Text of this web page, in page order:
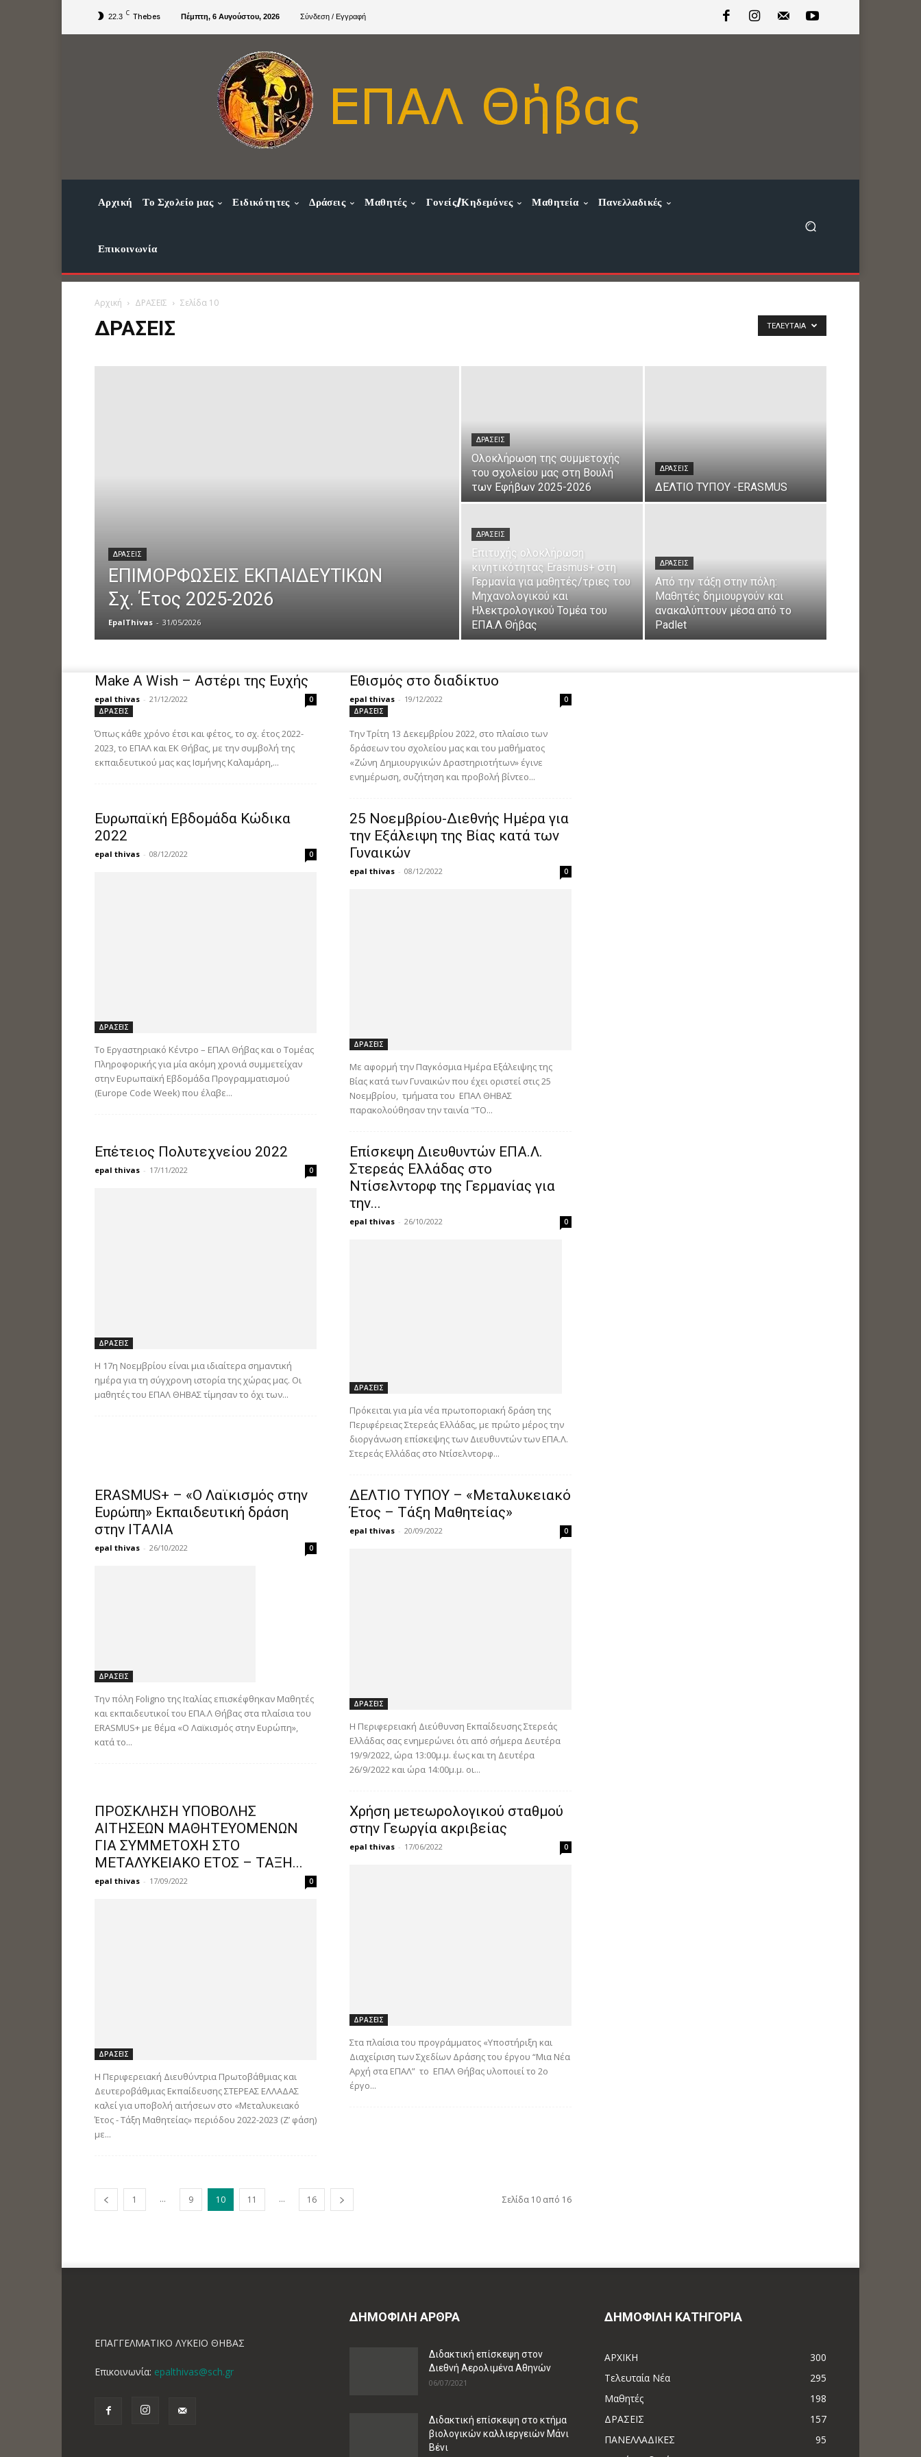
22.3 C Thebes Πέμπτη, 6 Αυγούστου, 2026 Σύνδεση / Εγγραφή
Αρχική Το Σχολείο μας Ειδικότητες Δράσεις Μαθητές Γονείς/Κηδεμόνες Μαθητεία Πανελλαδικές
Επικοινωνία
Αρχική ΔΡΑΣΕΙΣ Σελίδα 10
ΔΡΑΣΕΙΣ ΤΕΛΕΥΤΑΊΑ
ΔΡΑΣΕΙΣ
ΕΠΙΜΟΡΦΩΣΕΙΣ ΕΚΠΑΙΔΕΥΤΙΚΩΝ
Σχ. Έτος 2025-2026
EpalThivas - 31/05/2026
ΔΡΑΣΕΙΣ
Ολοκλήρωση της συμμετοχής
του σχολείου μας στη Βουλή
των Εφήβων 2025-2026
ΔΡΑΣΕΙΣ
ΔΕΛΤΙΟ ΤΥΠΟΥ -ERASMUS
ΔΡΑΣΕΙΣ
Επιτυχής ολοκλήρωση
κινητικότητας Erasmus+ στη
Γερμανία για μαθητές/τριες του
Μηχανολογικού και
Ηλεκτρολογικού Τομέα του
ΕΠΑ.Λ Θήβας
ΔΡΑΣΕΙΣ
Από την τάξη στην πόλη:
Μαθητές δημιουργούν και
ανακαλύπτουν μέσα από το
Padlet
Make A Wish – Αστέρι της Ευχής
epal thivas - 21/12/2022
0
ΔΡΑΣΕΙΣ
Όπως κάθε χρόνο έτσι και φέτος, το σχ. έτος 2022-
2023, το ΕΠΑΛ και ΕΚ Θήβας, με την συμβολή της
εκπαιδευτικού μας κας Ισμήνης Καλαμάρη,...
Εθισμός στο διαδίκτυο
epal thivas - 19/12/2022
0
ΔΡΑΣΕΙΣ
Την Τρίτη 13 Δεκεμβρίου 2022, στο πλαίσιο των
δράσεων του σχολείου μας και του μαθήματος
«Ζώνη Δημιουργικών Δραστηριοτήτων» έγινε
ενημέρωση, συζήτηση και προβολή βίντεο...
Ευρωπαϊκή Εβδομάδα Κώδικα
2022
epal thivas - 08/12/2022 0
ΔΡΑΣΕΙΣ
Το Εργαστηριακό Κέντρο – ΕΠΑΛ Θήβας και ο Τομέας
Πληροφορικής για μία ακόμη χρονιά συμμετείχαν
στην Ευρωπαϊκή Εβδομάδα Προγραμματισμού
(Europe Code Week) που έλαβε...
25 Νοεμβρίου-Διεθνής Ημέρα για
την Εξάλειψη της Βίας κατά των
Γυναικών
epal thivas - 08/12/2022 0
ΔΡΑΣΕΙΣ
Με αφορμή την Παγκόσμια Ημέρα Εξάλειψης της
Βίας κατά των Γυναικών που έχει οριστεί στις 25
Νοεμβρίου, τμήματα του ΕΠΑΛ ΘΗΒΑΣ
παρακολούθησαν την ταινία "ΤΟ...
Επέτειος Πολυτεχνείου 2022
epal thivas - 17/11/2022 0
ΔΡΑΣΕΙΣ
Η 17η Νοεμβρίου είναι μια ιδιαίτερα σημαντική
ημέρα για τη σύγχρονη ιστορία της χώρας μας. Οι
μαθητές του ΕΠΑΛ ΘΗΒΑΣ τίμησαν το όχι των...
Επίσκεψη Διευθυντών ΕΠΑ.Λ.
Στερεάς Ελλάδας στο
Ντίσελντορφ της Γερμανίας για
την...
epal thivas - 26/10/2022 0
ΔΡΑΣΕΙΣ
Πρόκειται για μία νέα πρωτοποριακή δράση της
Περιφέρειας Στερεάς Ελλάδας, με πρώτο μέρος την
διοργάνωση επίσκεψης των Διευθυντών των ΕΠΑ.Λ.
Στερεάς Ελλάδας στο Ντίσελντορφ...
ERASMUS+ – «Ο Λαϊκισμός στην
Ευρώπη» Εκπαιδευτική δράση
στην ΙΤΑΛΙΑ
epal thivas - 26/10/2022 0
ΔΡΑΣΕΙΣ
Την πόλη Foligno της Ιταλίας επισκέφθηκαν Μαθητές
και εκπαιδευτικοί του ΕΠΑ.Λ Θήβας στα πλαίσια του
ERASMUS+ με θέμα «Ο Λαϊκισμός στην Ευρώπη»,
κατά το...
ΔΕΛΤΙΟ ΤΥΠΟΥ – «Μεταλυκειακό
Έτος – Τάξη Μαθητείας»
epal thivas - 20/09/2022 0
ΔΡΑΣΕΙΣ
Η Περιφερειακή Διεύθυνση Εκπαίδευσης Στερεάς
Ελλάδας σας ενημερώνει ότι από σήμερα Δευτέρα
19/9/2022, ώρα 13:00μ.μ. έως και τη Δευτέρα
26/9/2022 και ώρα 14:00μ.μ. οι...
ΠΡΟΣΚΛΗΣΗ ΥΠΟΒΟΛΗΣ
ΑΙΤΗΣΕΩΝ ΜΑΘΗΤΕΥΟΜΕΝΩΝ
ΓΙΑ ΣΥΜΜΕΤΟΧΗ ΣΤΟ
ΜΕΤΑΛΥΚΕΙΑΚΟ ΕΤΟΣ – ΤΑΞΗ...
epal thivas - 17/09/2022 0
ΔΡΑΣΕΙΣ
Η Περιφερειακή Διευθύντρια Πρωτοβάθμιας και
Δευτεροβάθμιας Εκπαίδευσης ΣΤΕΡΕΑΣ ΕΛΛΑΔΑΣ
καλεί για υποβολή αιτήσεων στο «Μεταλυκειακό
Έτος - Τάξη Μαθητείας» περιόδου 2022-2023 (Z’ φάση)
με...
Χρήση μετεωρολογικού σταθμού
στην Γεωργία ακριβείας
epal thivas - 17/06/2022 0
ΔΡΑΣΕΙΣ
Στα πλαίσια του προγράμματος «Υποστήριξη και
Διαχείριση των Σχεδίων Δράσης του έργου “Μια Νέα
Αρχή στα ΕΠΑΛ” το ΕΠΑΛ Θήβας υλοποιεί το 2ο
έργο...
1 ... 9 10 11 ... 16 Σελίδα 10 από 16
ΕΠΑΓΓΕΛΜΑΤΙΚΟ ΛΥΚΕΙΟ ΘΗΒΑΣ
Επικοινωνία: epalthivas@sch.gr
ΔΗΜΟΦΙΛΗ ΑΡΘΡΑ
Διδακτική επίσκεψη στον
Διεθνή Αερολιμένα Αθηνών
06/07/2021
Διδακτική επίσκεψη στο κτήμα
βιολογικών καλλιεργειών Μάνι
Βένι
ΔΗΜΟΦΙΛΗ ΚΑΤΗΓΟΡΙΑ
ΑΡΧΙΚΗ
300
Τελευταία Νέα
295
Μαθητές
198
ΔΡΑΣΕΙΣ
157
ΠΑΝΕΛΛΑΔΙΚΕΣ
95